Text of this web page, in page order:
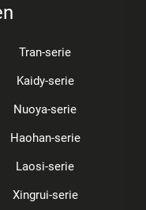
Tran-serie
Kaidy-serie
Nuoya-serie
Haohan-serie
Laosi-serie
Xingrui-serie